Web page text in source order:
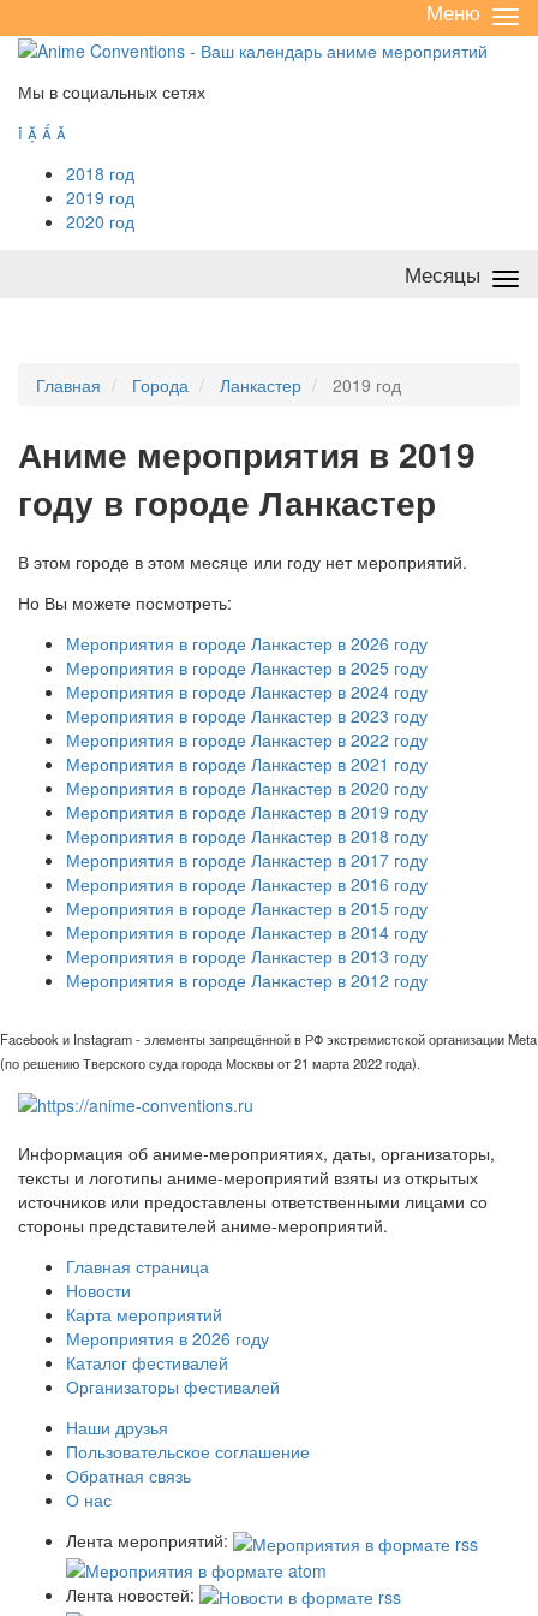
/
Меню
Мы в социальных сетях
   
2018 год
2019 год
2020 год
Месяцы
Главная Города Ланкастер 2019 год
Аниме мероприятия в 2019
году в городе Ланкастер
В этом городе в этом месяце или году нет мероприятий.
Но Вы можете посмотреть:
Мероприятия в городе Ланкастер в 2026 году
Мероприятия в городе Ланкастер в 2025 году
Мероприятия в городе Ланкастер в 2024 году
Мероприятия в городе Ланкастер в 2023 году
Мероприятия в городе Ланкастер в 2022 году
Мероприятия в городе Ланкастер в 2021 году
Мероприятия в городе Ланкастер в 2020 году
Мероприятия в городе Ланкастер в 2019 году
Мероприятия в городе Ланкастер в 2018 году
Мероприятия в городе Ланкастер в 2017 году
Мероприятия в городе Ланкастер в 2016 году
Мероприятия в городе Ланкастер в 2015 году
Мероприятия в городе Ланкастер в 2014 году
Мероприятия в городе Ланкастер в 2013 году
Мероприятия в городе Ланкастер в 2012 году
Facebook и Instagram - элементы запрещённой в РФ экстремистской организации Meta
(по решению Тверского суда города Москвы от 21 марта 2022 года).
Информация об аниме-мероприятиях, даты, организаторы,
тексты и логотипы аниме-мероприятий взяты из открытых
источников или предоставлены ответственными лицами со
стороны представителей аниме-мероприятий.
Главная страница
Новости
Карта мероприятий
Мероприятия в 2026 году
Каталог фестивалей
Организаторы фестивалей
Наши друзья
Пользовательское соглашение
Обратная связь
О нас
Лента мероприятий:
Лента новостей: